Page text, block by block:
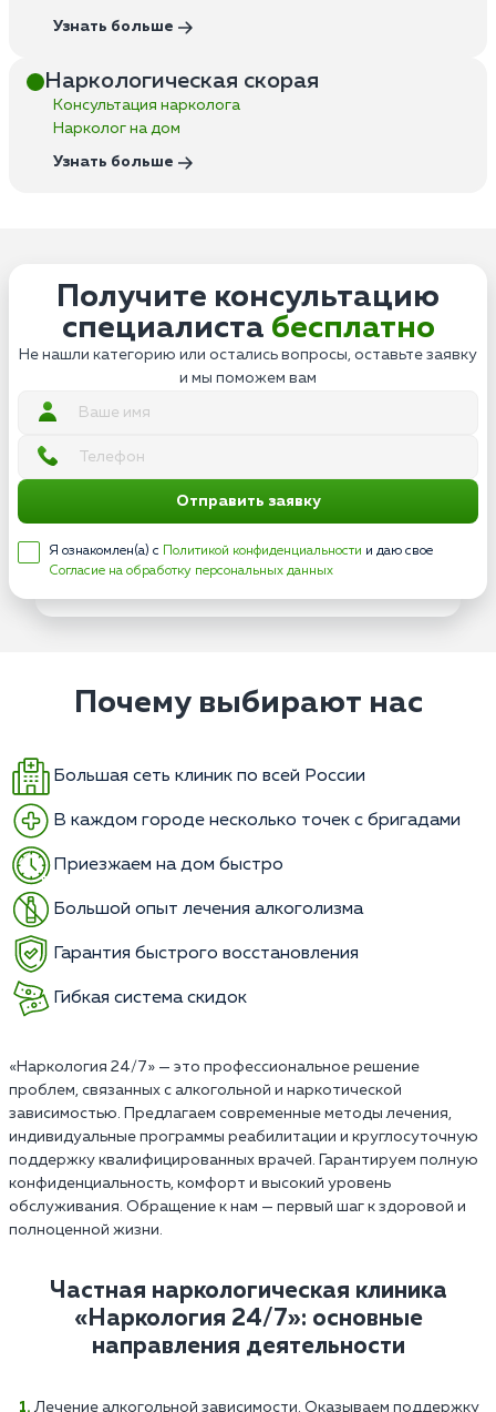
Узнать больше
Наркологическая скорая
Консультация нарколога
Нарколог на дом
Узнать больше
Получите консультацию
специалиста бесплатно
Не нашли категорию или остались вопросы, оставьте заявку
и мы поможем вам
Отправить заявку
Я ознакомлен(а) с Политикой конфиденциальности и даю свое
Согласие на обработку персональных данных
Почему выбирают нас
Большая сеть клиник по всей России
В каждом городе несколько точек с бригадами
Приезжаем на дом быстро
Большой опыт лечения алкоголизма
Гарантия быстрого восстановления
Гибкая система скидок
«Наркология 24/7» — это профессиональное решение
проблем, связанных с алкогольной и наркотической
зависимостью. Предлагаем современные методы лечения,
индивидуальные программы реабилитации и круглосуточную
поддержку квалифицированных врачей. Гарантируем полную
конфиденциальность, комфорт и высокий уровень
обслуживания. Обращение к нам — первый шаг к здоровой и
полноценной жизни.
Частная наркологическая клиника
«Наркология 24/7»: основные
направления деятельности
Лечение алкогольной зависимости. Оказываем поддержку